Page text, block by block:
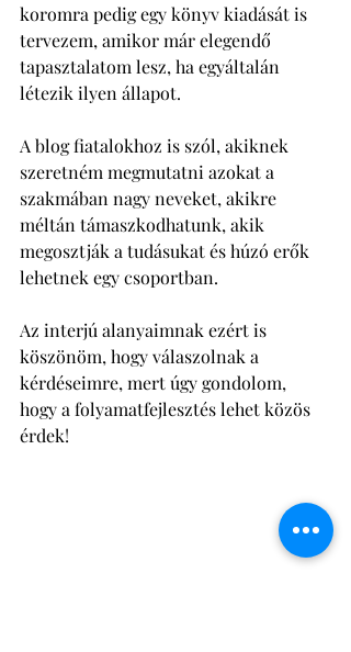
koromra pedig egy könyv kiadását is
tervezem, amikor már elegendő
tapasztalatom lesz, ha egyáltalán
létezik ilyen állapot.
A blog fiatalokhoz is szól, akiknek
szeretném megmutatni azokat a
szakmában nagy neveket, akikre
méltán támaszkodhatunk, akik
megosztják a tudásukat és húzó erők
lehetnek egy csoportban.
Az interjú alanyaimnak ezért is
köszönöm, hogy válaszolnak a
kérdéseimre, mert úgy gondolom,
hogy a folyamatfejlesztés lehet közös
érdek!